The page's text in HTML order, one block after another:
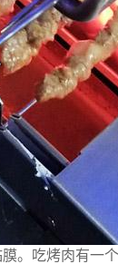
。
吃烤肉有一